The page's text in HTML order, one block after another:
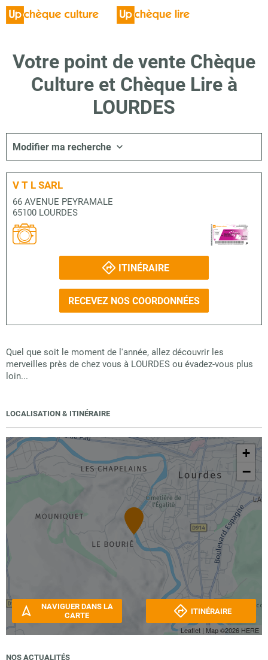
Votre point de vente Chèque
Culture et Chèque Lire à
LOURDES
Modifier ma recherche
V T L SARL
66 AVENUE PEYRAMALE
65100 LOURDES
ITINÉRAIRE
RECEVEZ NOS COORDONNÉES
Quel que soit le moment de l'année, allez découvrir les
merveilles près de chez vous à LOURDES ou évadez-vous plus
loin...
LOCALISATION & ITINÉRAIRE
+
−
Leaflet | Map ©2026 HERE
NAVIGUER DANS LA
CARTE
ITINÉRAIRE
NOS ACTUALITÉS